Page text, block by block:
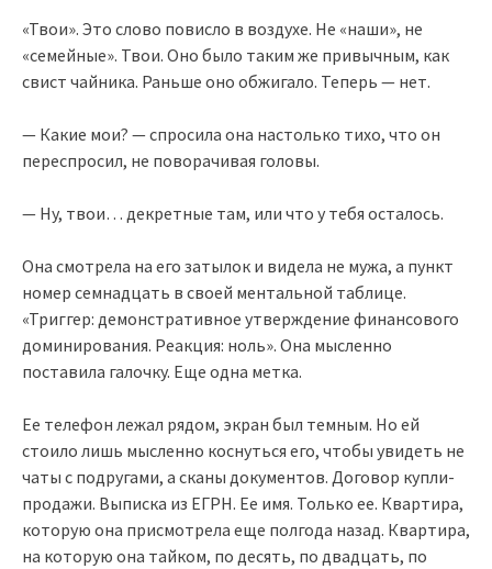
«Твои». Это слово повисло в воздухе. Не «наши», не
«семейные». Твои. Оно было таким же привычным, как
свист чайника. Раньше оно обжигало. Теперь — нет.
— Какие мои? — спросила она настолько тихо, что он
переспросил, не поворачивая головы.
— Ну, твои… декретные там, или что у тебя осталось.
Она смотрела на его затылок и видела не мужа, а пункт
номер семнадцать в своей ментальной таблице.
«Триггер: демонстративное утверждение финансового
доминирования. Реакция: ноль». Она мысленно
поставила галочку. Еще одна метка.
Ее телефон лежал рядом, экран был темным. Но ей
стоило лишь мысленно коснуться его, чтобы увидеть не
чаты с подругами, а сканы документов. Договор купли-
продажи. Выписка из ЕГРН. Ее имя. Только ее. Квартира,
которую она присмотрела еще полгода назад. Квартира,
на которую она тайком, по десять, по двадцать, по